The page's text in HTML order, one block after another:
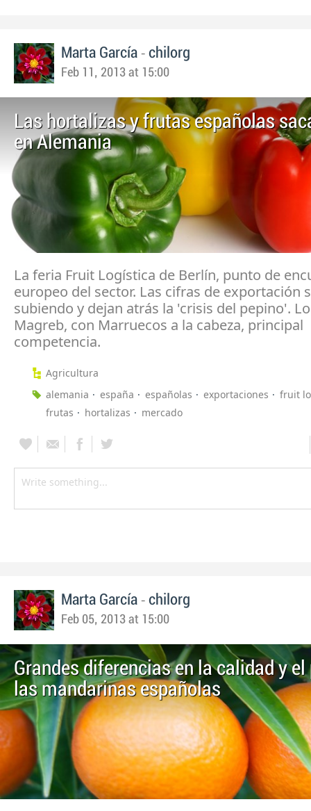
Marta García - chilorg
Feb 11, 2013 at 15:00
Las hortalizas y frutas españolas
en Alemania
La feria Fruit Logística de Berlín, punto de
europeo del sector. Las cifras de exportación
subiendo y dejan atrás la 'crisis del pepino'.
Magreb, con Marruecos a la cabeza, principal
competencia.
Agricultura
alemania
españa españolas exportaciones
fruit
frutas
hortalizas mercado
Marta García - chilorg
Feb 05, 2013 at 15:00
Grandes diferencias en la calidad y el
las mandarinas españolas